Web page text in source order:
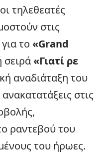
τηλεθεατές
στις
το «Grand
σειρά «Γιατί ρε
αναδιάταξη του
στις
ραντεβού του
του ήρωες.